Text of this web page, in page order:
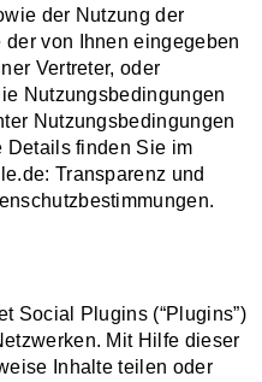
der Nutzung der
von Ihnen eingegeben
Vertreter, oder
Nutzungsbedingungen
Nutzungsbedingungen
Details finden Sie im
Transparenz und
Social Plugins (“Plugins”)
Mit Hilfe dieser
Inhalte teilen oder